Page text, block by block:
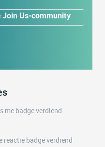
Join Us-community
me badge verdiend
reactie badge verdiend